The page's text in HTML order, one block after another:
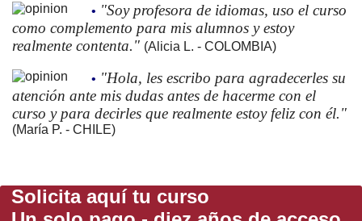
• "Soy profesora de idiomas, uso el curso
como complemento para mis alumnos y estoy
realmente contenta." (Alicia L. - COLOMBIA)
• "Hola, les escribo para agradecerles su
atención ante mis dudas antes de hacerme con el
curso y para decirles que realmente estoy feliz con él."
(María P. - CHILE)
Solicita aquí tu curso